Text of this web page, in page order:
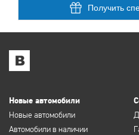
Получить
Новые автомобили
Новые автомобили
Автомобили в наличии